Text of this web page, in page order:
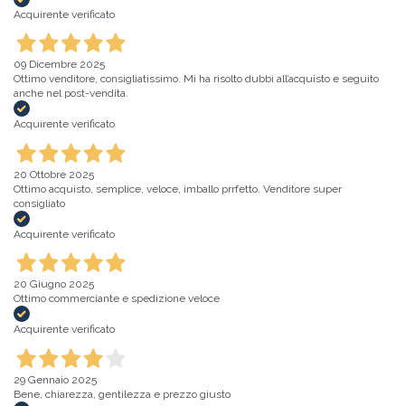
Acquirente verificato
09 Dicembre 2025
Ottimo venditore, consigliatissimo. Mi ha risolto dubbi all’acquisto e seguito
anche nel post-vendita.
Acquirente verificato
20 Ottobre 2025
Ottimo acquisto, semplice, veloce, imballo prrfetto. Venditore super
consigliato
Acquirente verificato
20 Giugno 2025
Ottimo commerciante e spedizione veloce
Acquirente verificato
29 Gennaio 2025
Bene, chiarezza, gentilezza e prezzo giusto